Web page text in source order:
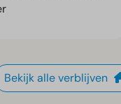
Bekijk alle verblijven